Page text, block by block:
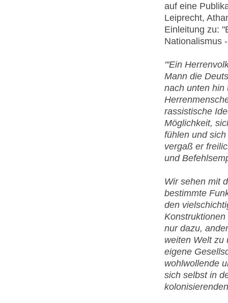
auf eine
Leiprecht,
Einleitung zu:
Nationalismus
"'Ein
Mann die
nach unten hin
rassistische
Möglichkeit,
fühlen und
vergaß er
und
Wir sehen mit
bestimmte
den
nur dazu,
weiten Welt zu
eigene
wohlwollende
sich selbst in